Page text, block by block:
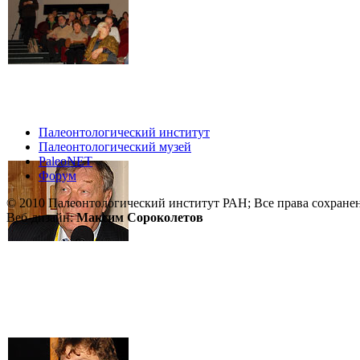
Палеонтологический институт
Палеонтологический музей
PaleoNET
Форум
© 2010 Палеонтологический институт РАН; Все права
Веб-дизайн:Максим Сороколетов